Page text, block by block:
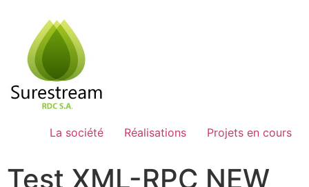
contenu
La société Réalisations Projets en cours
Test XML-RPC NEW